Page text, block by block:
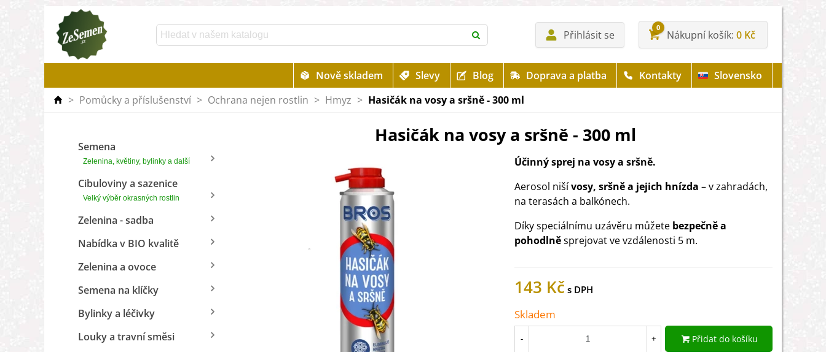
Přihlásit se
0
Nákupní košík 0 Kč
Nově skladem Slevy Blog Doprava a platba Kontakty
Slovensko
> Pomůcky a příslušenství > Ochrana nejen rostlin > Hmyz > Hasičák na vosy a sršně - 300 ml
Semena
Zelenina, květiny, bylinky a další
Cibuloviny a sazenice
Velký výběr okrasných rostlin
Zelenina - sadba
Nabídka v BIO kvalitě
Zelenina a ovoce
Semena na klíčky
Bylinky a léčivky
Louky a travní směsi
Hasičák na vosy a sršně - 300 ml
Účinný sprej na vosy a sršně.
Aerosol nišívosy, sršně a jejich hnízda – v zahradách,
na terasách a balkónech.
Díky speciálnímu uzávěru můžete bezpečně a
pohodlněsprejovat ve vzdálenosti 5 m.
143 Kč
Skladem
- + Přidat do košíku